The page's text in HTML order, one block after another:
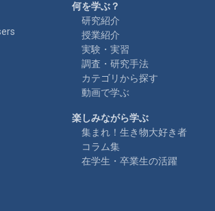
何を学ぶ？
研究紹介
授業紹介
実験・実習
調査・研究手法
カテゴリから探す
動画で学ぶ
楽しみながら学ぶ
集まれ！生き物大好き者
コラム集
在学生・卒業生の活躍